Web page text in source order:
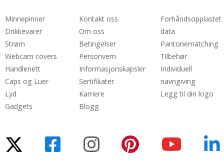
Minnepinner
Drikkevarer
Strøm
Webcam covers
Handlenett
Caps og Luer
Lyd
Gadgets
Kontakt oss
Om oss
Betingelser
Personvern
Informasjonskapsler
Sertifikater
Karriere
Blogg
Forhåndsopplastet
data
Pantonematching
Tilbehør
Individuell
navngiving
Legg til din logo